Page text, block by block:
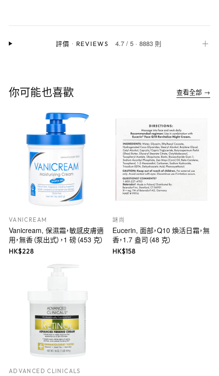
評價 · REVIEWS 4.7 /5 ·8883 則 ＋
你可能也喜歡 查看全部 →
VANICREAM
Vanicream, 保濕霜，敏感皮膚適
用，無香（泵出式），1 磅（453 克）
HK$228
謎尚
Eucerin, 面部，Q10 煥活日霜，無
香，1.7 盎司（48 克）
HK$158
ADVANCED CLINICALS